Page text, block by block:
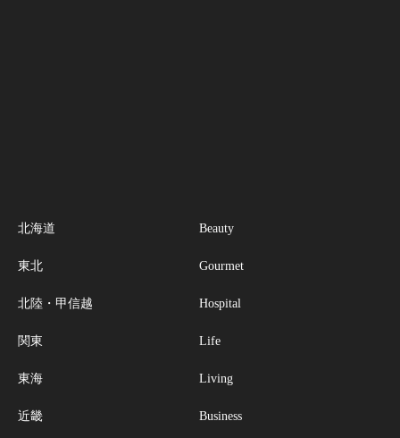
北海道
東北
北陸・甲信越
関東
東海
近畿
Beauty
Gourmet
Hospital
Life
Living
Business